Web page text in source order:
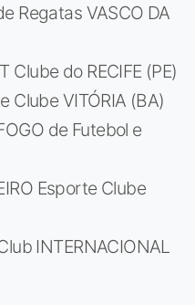
Regatas VASCO DA
Clube do RECIFE (PE)
Clube VITÓRIA (BA)
de Futebol e
Esporte Clube
INTERNACIONAL